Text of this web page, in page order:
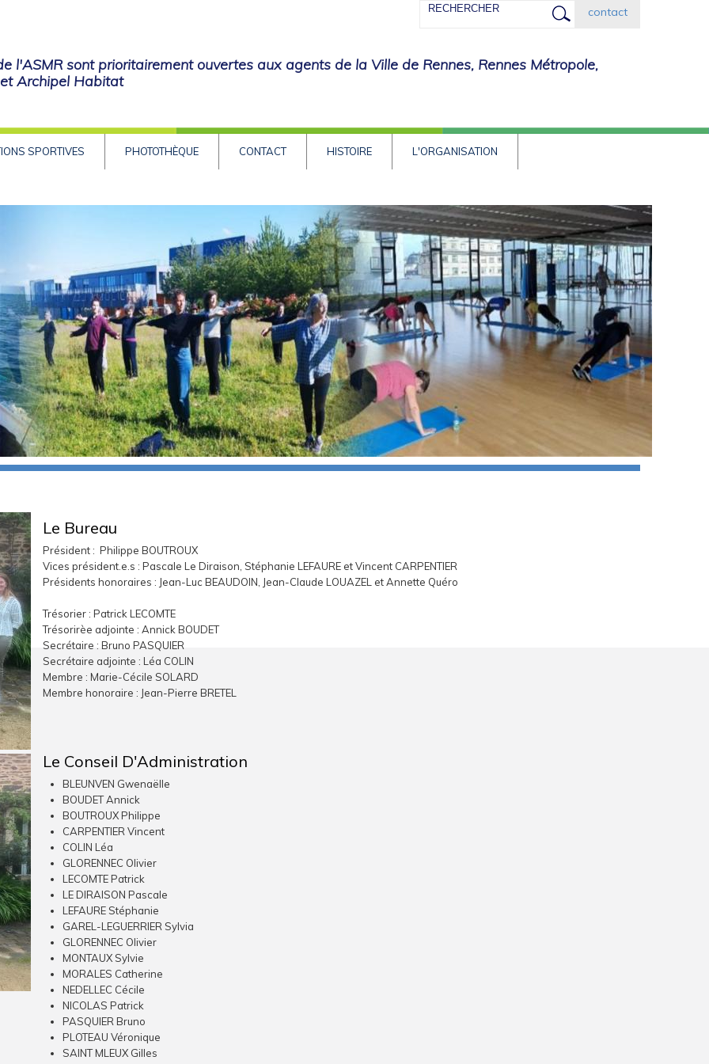
contact
Rechercher
l'ASMR sont prioritairement ouvertes aux agents de la Ville de Rennes, Rennes Métropole,
et Archipel Habitat
SPORTIVES PHOTOTHÈQUE CONTACT HISTOIRE L'ORGANISATION
Le Bureau
Président : Philippe BOUTROUX
Vices président.e.s : Pascale Le Diraison, Stéphanie LEFAURE et Vincent CARPENTIER
Présidents honoraires : Jean-Luc BEAUDOIN, Jean-Claude LOUAZEL et Annette Quéro
Trésorier : Patrick LECOMTE
Trésorirèe adjointe : Annick BOUDET
Secrétaire : Bruno PASQUIER
Secrétaire adjointe : Léa COLIN
Membre : Marie-Cécile SOLARD
Membre honoraire : Jean-Pierre BRETEL
Le Conseil D'Administration
BLEUNVEN Gwenaëlle
BOUDET Annick
BOUTROUX Philippe
CARPENTIER Vincent
COLIN Léa
GLORENNEC Olivier
LECOMTE Patrick
LE DIRAISON Pascale
LEFAURE Stéphanie
GAREL-LEGUERRIER Sylvia
GLORENNEC Olivier
MONTAUX Sylvie
MORALES Catherine
NEDELLEC Cécile
NICOLAS Patrick
PASQUIER Bruno
PLOTEAU Véronique
SAINT MLEUX Gilles